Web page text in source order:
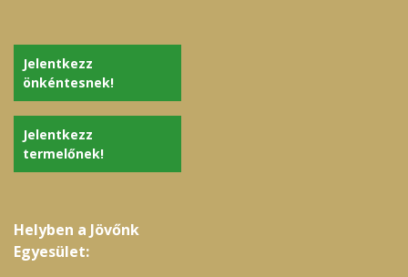
Jelentkezz
önkéntesnek!
Jelentkezz
termelőnek!
Helyben a Jövőnk
Egyesület: